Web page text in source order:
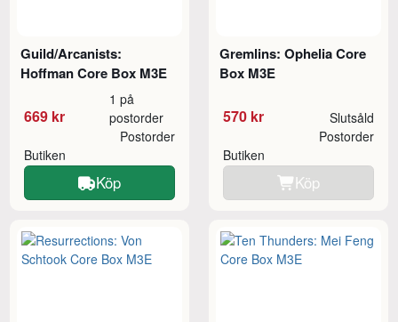
Guild/Arcanists:
Hoffman Core Box M3E
669 kr
1 på
postorder
Butiken
Postorder
Köp
Gremlins: Ophelia Core
Box M3E
570 kr Slutsåld
Butiken
Postorder
Köp